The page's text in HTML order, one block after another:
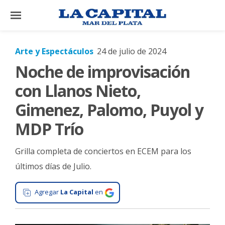
×
El
El
Mundo
La
Cultura
Tecnología
Gastronomía
Arte y Espectáculos 24 de julio de 2024
Noche de improvisación
con Llanos Nieto,
Gimenez, Palomo, Puyol y
MDP Trío
Grilla completa de conciertos en ECEM para los
últimos días de Julio.
Agregar La Capital en